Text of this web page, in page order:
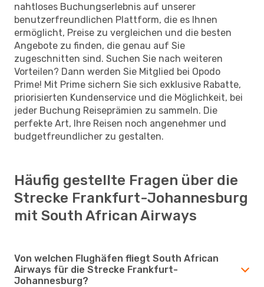
nahtloses Buchungserlebnis auf unserer
benutzerfreundlichen Plattform, die es Ihnen
ermöglicht, Preise zu vergleichen und die besten
Angebote zu finden, die genau auf Sie
zugeschnitten sind. Suchen Sie nach weiteren
Vorteilen? Dann werden Sie Mitglied bei Opodo
Prime! Mit Prime sichern Sie sich exklusive Rabatte,
priorisierten Kundenservice und die Möglichkeit, bei
jeder Buchung Reiseprämien zu sammeln. Die
perfekte Art, Ihre Reisen noch angenehmer und
budgetfreundlicher zu gestalten.
Häufig gestellte Fragen über die
Strecke Frankfurt-Johannesburg
mit South African Airways
Von welchen Flughäfen fliegt South African
Airways für die Strecke Frankfurt-
Johannesburg?